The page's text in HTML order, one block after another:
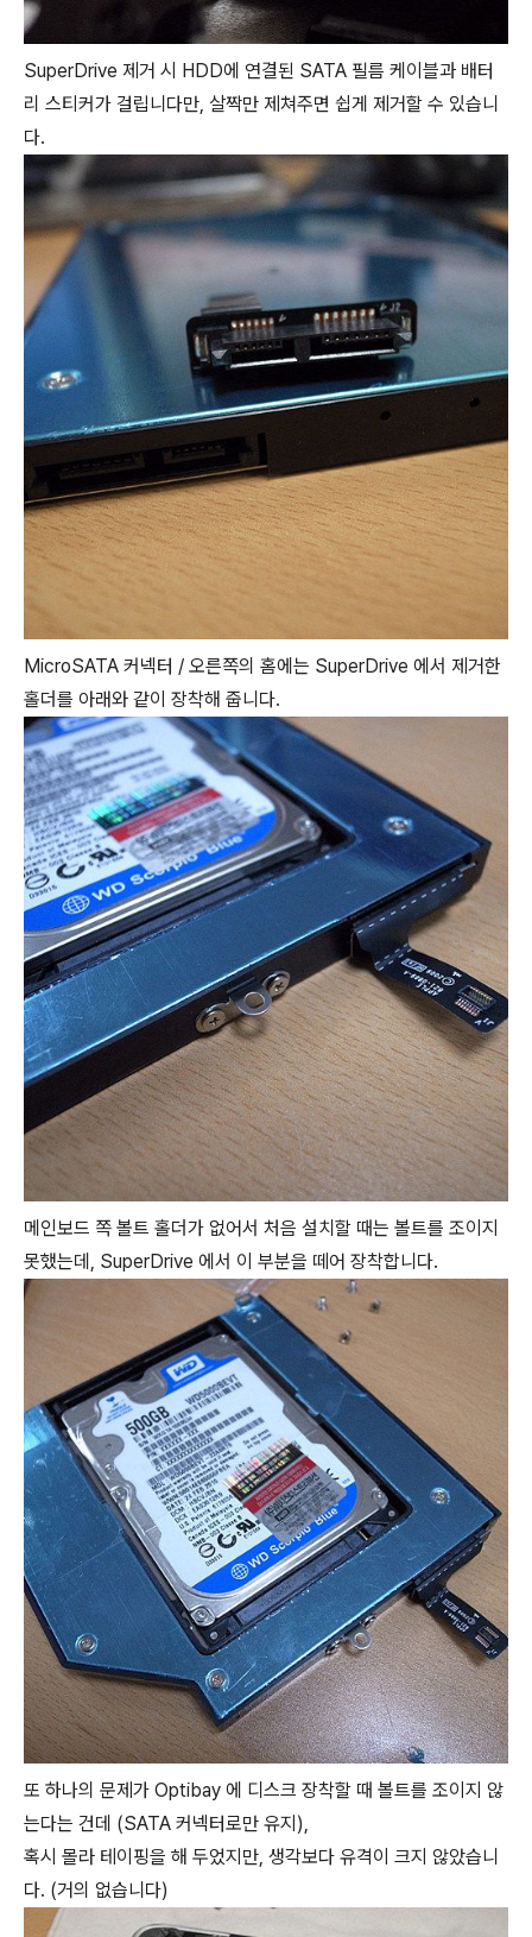
SuperDrive 제거 시 HDD에 연결된 SATA 필름 케이블과 배터
리 스티커가 걸립니다만, 살짝만 제쳐주면 쉽게 제거할 수 있습니
다.
MicroSATA 커넥터 / 오른쪽의 홈에는 SuperDrive 에서 제거한
홀더를 아래와 같이 장착해 줍니다.
메인보드 쪽 볼트 홀더가 없어서 처음 설치할 때는 볼트를 조이지
못했는데, SuperDrive 에서 이 부분을 떼어 장착합니다.
또 하나의 문제가 Optibay 에 디스크 장착할 때 볼트를 조이지 않
는다는 건데 (SATA 커넥터로만 유지),
혹시 몰라 테이핑을 해 두었지만, 생각보다 유격이 크지 않았습니
다. (거의 없습니다)